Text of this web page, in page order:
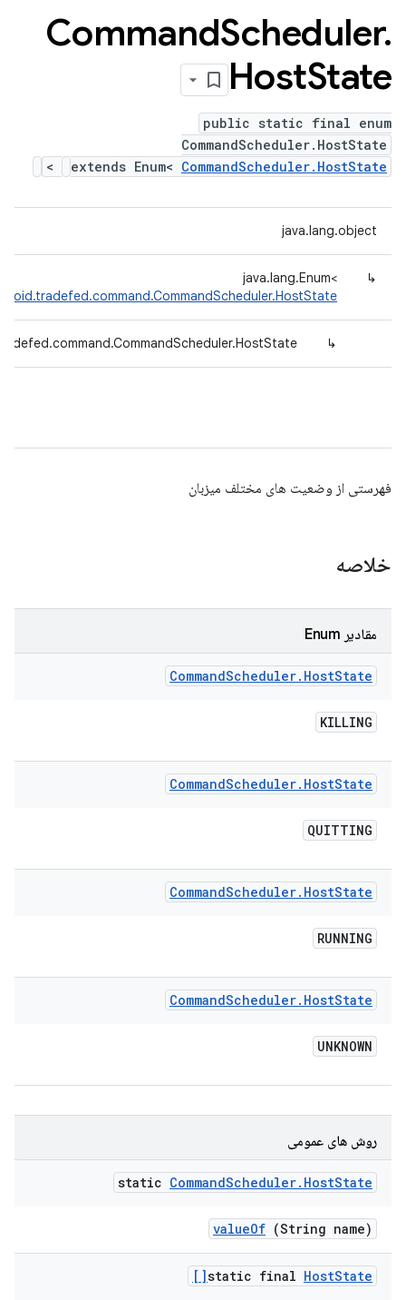
CommandScheduler.
HostState
public static final enum
CommandScheduler.HostState
extends Enum< CommandScheduler.HostState
>
java.lang.object
↳
java.lang.Enum<
↳
فهرستی از وضعیت های مختلف میزبان
خلاصه
مقادیر Enum
CommandScheduler. HostState
KILLING
CommandScheduler. HostState
QUITTING
CommandScheduler. HostState
RUNNING
CommandScheduler. HostState
UNKNOWN
روش های عمومی
static CommandScheduler. HostState
valueOf (String name)
static final HostState[]